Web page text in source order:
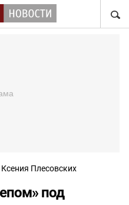
Ксения Плесовских
под